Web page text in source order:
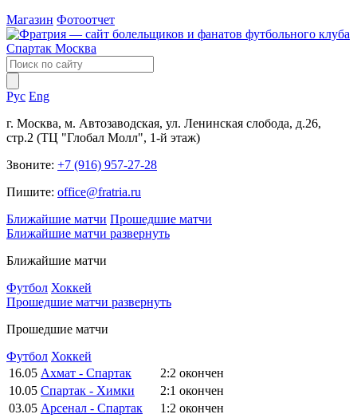
Магазин Фотоотчет
Рус Eng
г. Москва, м. Автозаводская, ул. Ленинская слобода, д.26,
стр.2 (ТЦ "Глобал Молл", 1-й этаж)
Звоните: +7 (916) 957-27-28
Пишите: office@fratria.ru
Ближайшие матчи Прошедшие матчи
Ближайшие матчи развернуть
Ближайшие матчи
Футбол Хоккей
Прошедшие матчи развернуть
Прошедшие матчи
Футбол Хоккей
16.05 Ахмат - Спартак 2:2 окончен
10.05 Спартак - Химки 2:1 окончен
03.05 Арсенал - Спартак 1:2 окончен